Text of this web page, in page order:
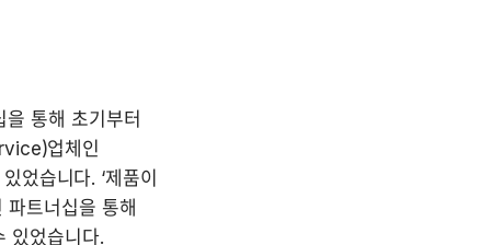
통해 초기부터
업체인
습니다. ‘제품이
트너십을 통해
있었습니다.